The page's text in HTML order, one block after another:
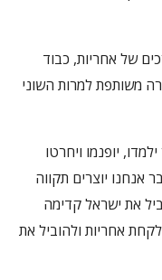
של אחריות, כבוד
משותפת למרות השוני
ה-7 באוקטובר ילמדו, יופנמו ויחרטו
אנחנו יוצרים תקווה
את ישראל קדימה
אחריות ולהוביל את